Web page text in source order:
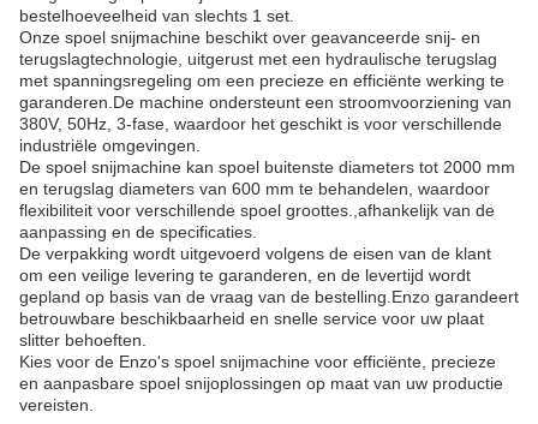
bestelhoeveelheid van slechts 1 set.
Onze spoel snijmachine beschikt over geavanceerde snij- en
terugslagtechnologie, uitgerust met een hydraulische terugslag
met spanningsregeling om een precieze en efficiënte werking te
garanderen.De machine ondersteunt een stroomvoorziening van
380V, 50Hz, 3-fase, waardoor het geschikt is voor verschillende
industriële omgevingen.
De spoel snijmachine kan spoel buitenste diameters tot 2000 mm
en terugslag diameters van 600 mm te behandelen, waardoor
flexibiliteit voor verschillende spoel groottes.,afhankelijk van de
aanpassing en de specificaties.
De verpakking wordt uitgevoerd volgens de eisen van de klant
om een veilige levering te garanderen, en de levertijd wordt
gepland op basis van de vraag van de bestelling.Enzo garandeert
betrouwbare beschikbaarheid en snelle service voor uw plaat
slitter behoeften.
Kies voor de Enzo's spoel snijmachine voor efficiënte, precieze
en aanpasbare spoel snijoplossingen op maat van uw productie
vereisten.